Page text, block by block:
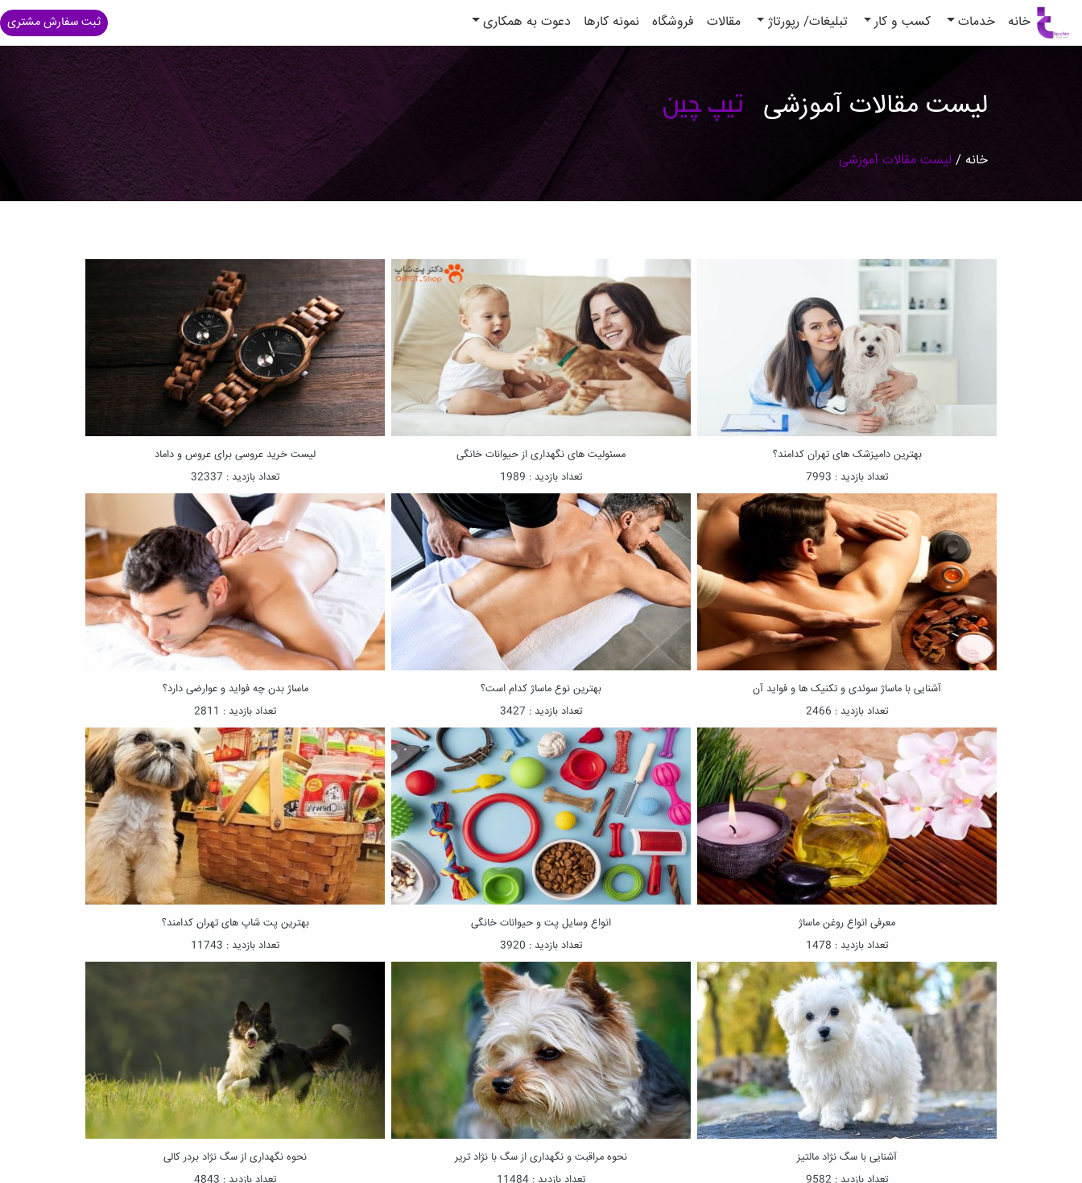
خانه خدمات کسب و کار تبلیغات/ رپورتاژ مقالات فروشگاه نمونه کارها دعوت به همکاری ثبت سفارش مشتری
لیست مقالات آموزشی تیپ چین
خانه / لیست مقالات آموزشی
بهترین دامپزشک های تهران کدامند؟
تعداد بازدید : 7993
مسئولیت های نگهداری از حیوانات خانگی
تعداد بازدید : 1989
لیست خرید عروسی برای عروس و داماد
تعداد بازدید : 32337
آشنایی با ماساژ سوئدی و تکنیک ‌ها و فواید آن
تعداد بازدید : 2466
بهترین نوع ماساژ کدام است؟
تعداد بازدید : 3427
ماساژ بدن چه فواید و عوارضی دارد؟
تعداد بازدید : 2811
معرفی انواع روغن ماساژ
تعداد بازدید : 1478
انواع وسایل پت و حیوانات خانگی
تعداد بازدید : 3920
بهترین پت شاپ‌ های تهران کدامند؟
تعداد بازدید : 11743
آشنایی با سگ نژاد مالتیز
تعداد بازدید : 9582
نحوه مراقبت و نگهداری از سگ با نژاد تریر
تعداد بازدید : 11484
نحوه نگهداری از سگ نژاد بردر کالی
تعداد بازدید : 4843